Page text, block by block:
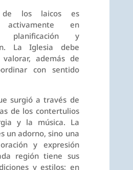
los laicos es
activamente en
planificación y
La Iglesia debe
valorar, además de
con sentido
surgió a través de
de los contertulios
y la música. La
un adorno, sino una
y expresión
región tiene sus
y estilos; en